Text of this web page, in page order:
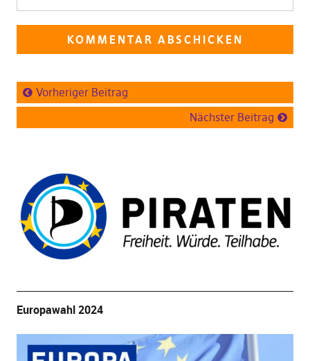
Vorheriger Beitrag
Nächster Beitrag
Europawahl 2024